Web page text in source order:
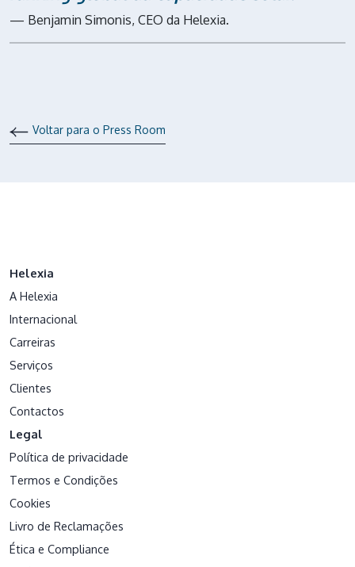
— Benjamin Simonis, CEO da Helexia.
Voltar para o Press Room
Helexia
A Helexia
Internacional
Carreiras
Serviços
Clientes
Contactos
Legal
Política de privacidade
Termos e Condições
Cookies
Livro de Reclamações
Ética e Compliance